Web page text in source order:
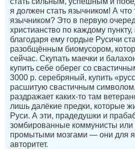
я должен стать язычником! А что
язычником? Это в первую
христианство по каждому
благодаря ему гордые Русичи
разобщённым биомусором,
сейчас. Скупать маечки и
купить себе оберег со
3000 р. серебряный, купить
расшитую свастичным
раздражает каких-то там
лишь далёкие предки, которые
Руси. А эти, прадедушки и
зомбированные коммунисты
промытыми мозгами — они для
авторитет.